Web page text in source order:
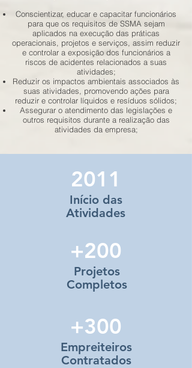
Conscientizar, educar e capacitar funcionários
para que os requisitos de SSMA sejam
aplicados na execução das práticas
operacionais, projetos e serviços, assim reduzir
e controlar a exposição dos funcionários a
riscos de acidentes relacionados a suas
atividades;
Reduzir os impactos ambientais associados às
suas atividades, promovendo ações para
reduzir e controlar líquidos e resíduos sólidos;
Assegurar o atendimento das legislações e
outros requisitos durante a realização das
atividades da empresa;
2011
Início das
Atividades
+200
Projetos
Completos
+300
Empreiteiros
Contratados